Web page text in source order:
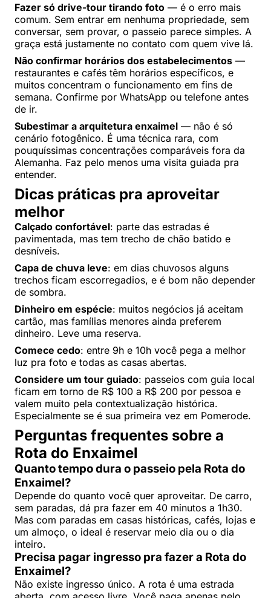
Fazer só drive-tour tirando foto — é o erro mais
comum. Sem entrar em nenhuma propriedade, sem
conversar, sem provar, o passeio parece simples. A
graça está justamente no contato com quem vive lá.
Não confirmar horários dos estabelecimentos —
restaurantes e cafés têm horários específicos, e
muitos concentram o funcionamento em fins de
semana. Confirme por WhatsApp ou telefone antes
de ir.
Subestimar a arquitetura enxaimel — não é só
cenário fotogênico. É uma técnica rara, com
pouquíssimas concentrações comparáveis fora da
Alemanha. Faz pelo menos uma visita guiada pra
entender.
Dicas práticas pra aproveitar
melhor
Calçado confortável: parte das estradas é
pavimentada, mas tem trecho de chão batido e
desníveis.
Capa de chuva leve: em dias chuvosos alguns
trechos ficam escorregadios, e é bom não depender
de sombra.
Dinheiro em espécie: muitos negócios já aceitam
cartão, mas famílias menores ainda preferem
dinheiro. Leve uma reserva.
Comece cedo: entre 9h e 10h você pega a melhor
luz pra foto e todas as casas abertas.
Considere um tour guiado: passeios com guia local
ficam em torno de R$ 100 a R$ 200 por pessoa e
valem muito pela contextualização histórica.
Especialmente se é sua primeira vez em Pomerode.
Perguntas frequentes sobre a
Rota do Enxaimel
Quanto tempo dura o passeio pela Rota do
Enxaimel?
Depende do quanto você quer aproveitar. De carro,
sem paradas, dá pra fazer em 40 minutos a 1h30.
Mas com paradas em casas históricas, cafés, lojas e
um almoço, o ideal é reservar meio dia ou o dia
inteiro.
Precisa pagar ingresso pra fazer a Rota do
Enxaimel?
Não existe ingresso único. A rota é uma estrada